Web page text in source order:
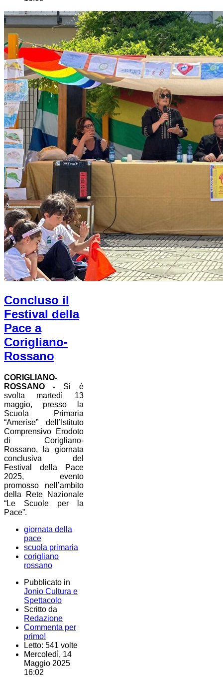
Concluso il
Festival della
Pace a
Corigliano-
Rossano
CORIGLIANO-
ROSSANO - Si è
svolta martedì 13
maggio, presso la
Scuola Primaria
“Amerise” dell’Istituto
Comprensivo Erodoto
di Corigliano-
Rossano, la giornata
conclusiva del
Festival della Pace
2025, evento
promosso nell’ambito
della Rete Nazionale
“Le Scuole per la
Pace”.
giornata della
pace
scuola primaria
corigliano
rossano
Pubblicato in
Jonio Cultura e
Spettacolo
Scritto da
Redazione
Commenta per
primo!
Letto: 541 volte
Mercoledì, 14
Maggio 2025
16:02